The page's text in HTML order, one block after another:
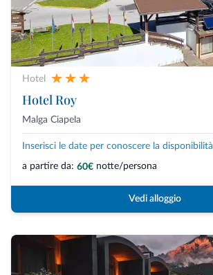
Hotel
Hotel Roy
Malga Ciapela
Inserisci le date per conoscere la disponibilità
a partire da: 60€ notte/persona
Vedi alloggio